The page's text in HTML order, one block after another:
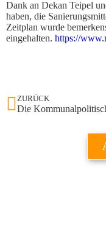
Dank an Dekan Teipel
haben, die
Zeitplan wurde
eingehalten. https://
ZURÜCK